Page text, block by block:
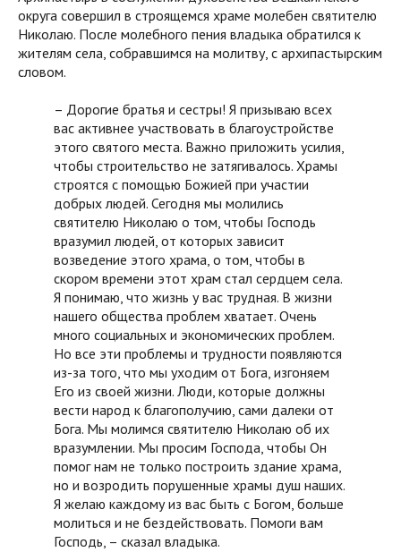
округа совершил в строящемся храме молебен святителю
Николаю. После молебного пения владыка обратился к
жителям села, собравшимся на молитву, с архипастырским
словом.
– Дорогие братья и сестры! Я призываю всех
вас активнее участвовать в благоустройстве
этого святого места. Важно приложить усилия,
чтобы строительство не затягивалось. Храмы
строятся с помощью Божией при участии
добрых людей. Сегодня мы молились
святителю Николаю о том, чтобы Господь
вразумил людей, от которых зависит
возведение этого храма, о том, чтобы в
скором времени этот храм стал сердцем села.
Я понимаю, что жизнь у вас трудная. В жизни
нашего общества проблем хватает. Очень
много социальных и экономических проблем.
Но все эти проблемы и трудности появляются
из-за того, что мы уходим от Бога, изгоняем
Его из своей жизни. Люди, которые должны
вести народ к благополучию, сами далеки от
Бога. Мы молимся святителю Николаю об их
вразумлении. Мы просим Господа, чтобы Он
помог нам не только построить здание храма,
но и возродить порушенные храмы душ наших.
Я желаю каждому из вас быть с Богом, больше
молиться и не бездействовать. Помоги вам
Господь, – сказал владыка.